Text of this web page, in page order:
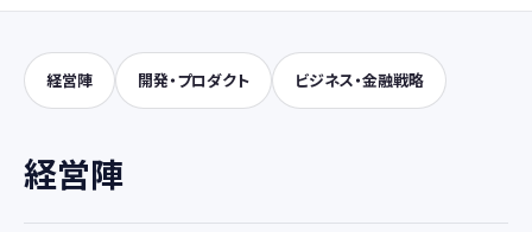
経営陣 開発・プロダクト ビジネス・金融戦略
経営陣